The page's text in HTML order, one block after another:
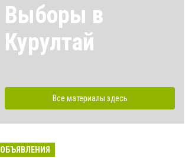
Выборы в
Курултай
Все материалы здесь
ОБЪЯВЛЕНИЯ